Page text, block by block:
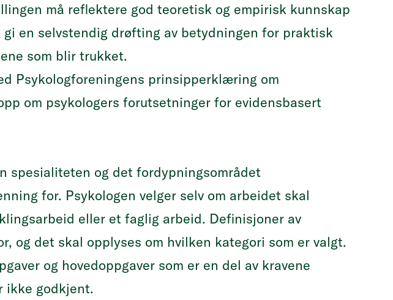
må reflektere god teoretisk og empirisk kunnskap
gi en selvstendig drøfting av betydningen for praktisk
som blir trukket.
Psykologforeningens prinsipperklæring om
om psykologers forutsetninger for evidensbasert
spesialiteten og det fordypningsområdet
for. Psykologen velger selv om arbeidet skal
eller et faglig arbeid. Definisjoner av
og det skal opplyses om hvilken kategori som er valgt.
og hovedoppgaver som er en del av kravene
ikke godkjent.